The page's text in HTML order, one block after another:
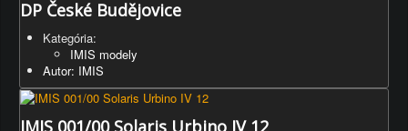
DP České Budějovice
Kategória:
IMIS modely
Autor: IMIS